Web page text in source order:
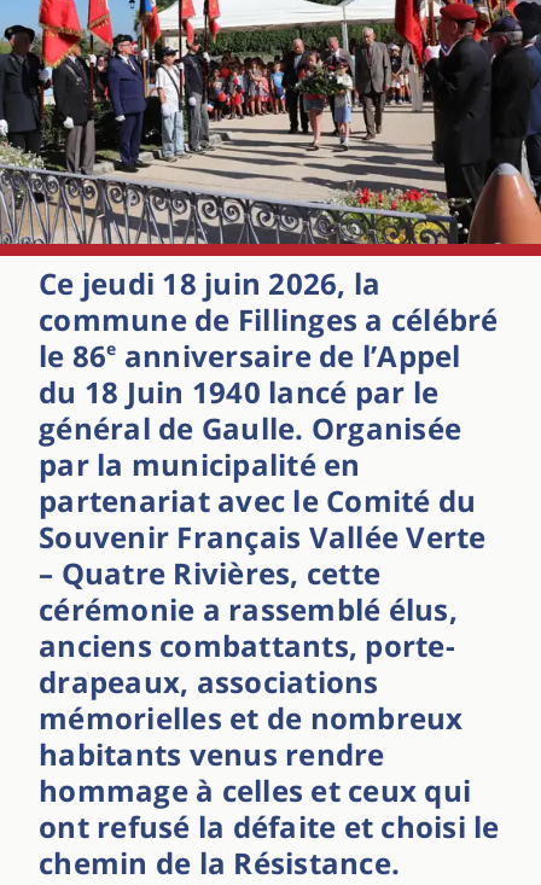
Ce jeudi 18 juin 2026, la
commune de Fillinges a célébré
le 86e anniversaire de l’Appel
du 18 Juin 1940 lancé par le
général de Gaulle. Organisée
par la municipalité en
partenariat avec le Comité du
Souvenir Français Vallée Verte
– Quatre Rivières, cette
cérémonie a rassemblé élus,
anciens combattants, porte-
drapeaux, associations
mémorielles et de nombreux
habitants venus rendre
hommage à celles et ceux qui
ont refusé la défaite et choisi le
chemin de la Résistance.